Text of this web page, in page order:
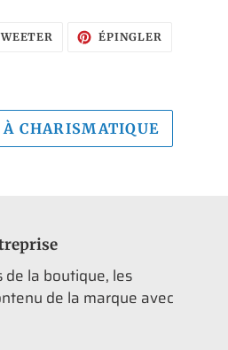
TWEETERÉPINGLER
À CHARISMATIQUE
la boutique, les
de la marque avec